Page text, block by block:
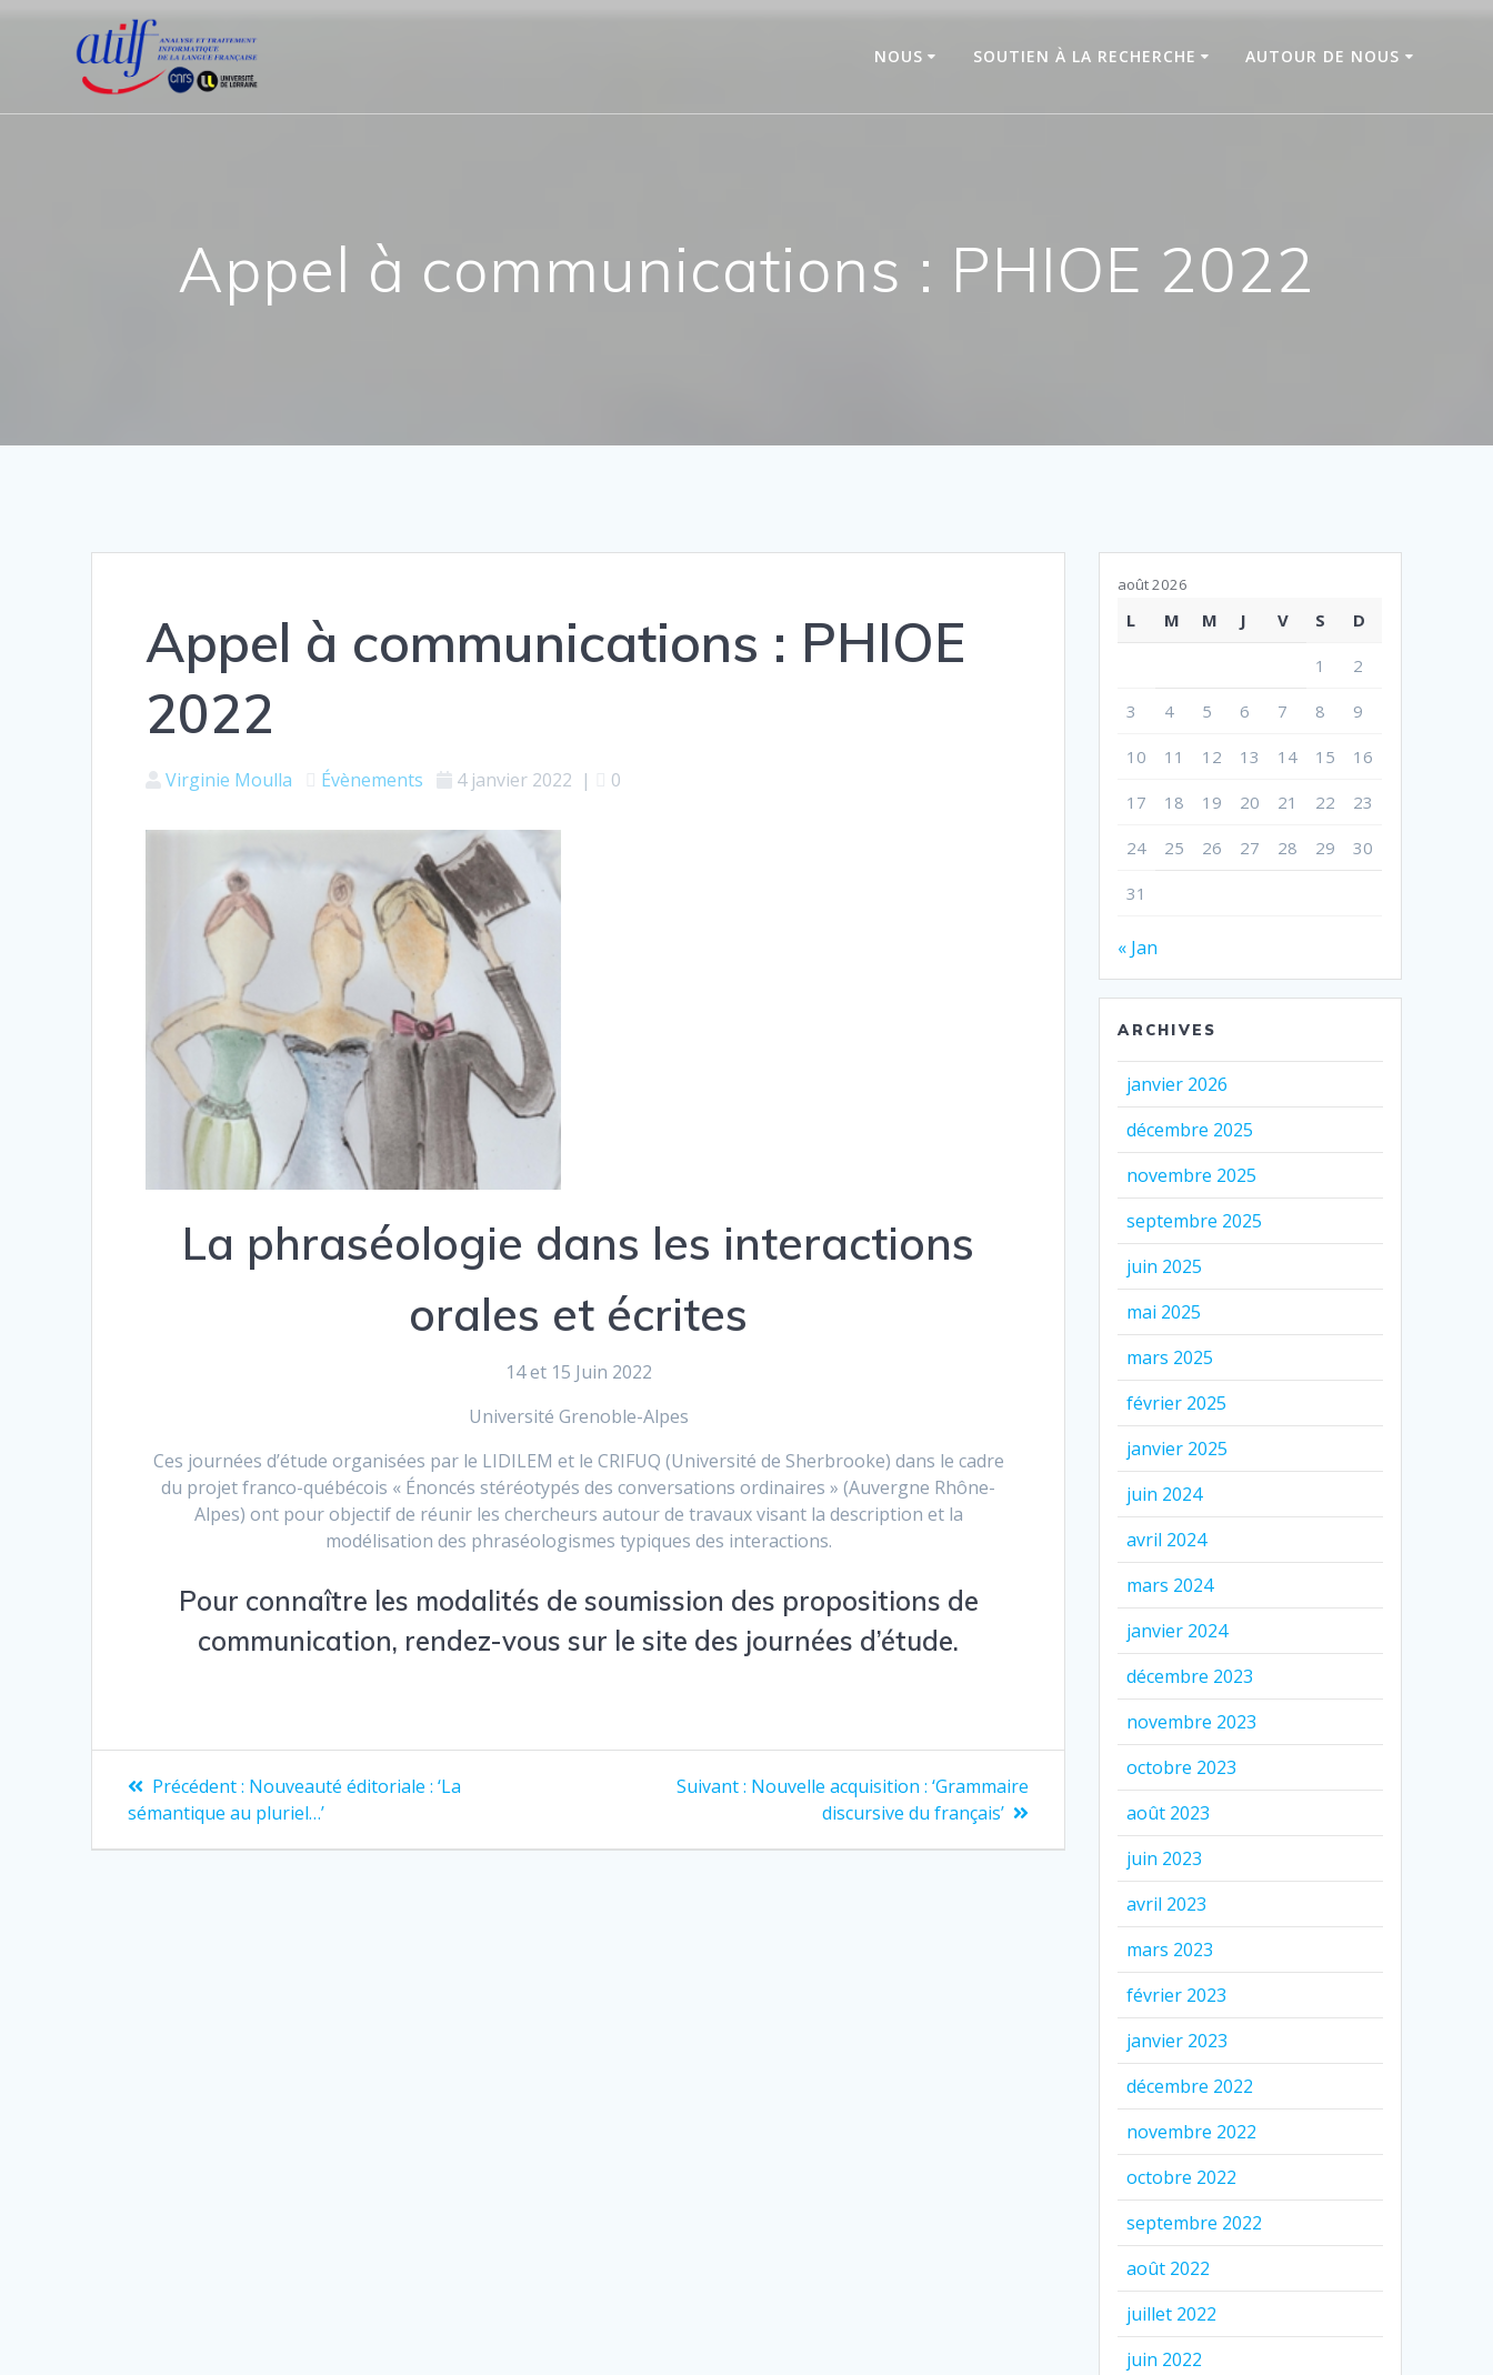
NOUS SOUTIEN À LA RECHERCHE AUTOUR DE NOUS
Appel à communications : PHIOE 2022
Appel à communications : PHIOE
2022
Virginie Moulla Évènements 4 janvier 2022 | 0
La phraséologie dans les interactions
orales et écrites
14 et 15 Juin 2022
Université Grenoble-Alpes
Ces journées d’étude organisées par le LIDILEM et le CRIFUQ (Université de Sherbrooke) dans le cadre
du projet franco-québécois « Énoncés stéréotypés des conversations ordinaires » (Auvergne Rhône-
Alpes) ont pour objectif de réunir les chercheurs autour de travaux visant la description et la
modélisation des phraséologismes typiques des interactions.
Pour connaître les modalités de soumission des propositions de
communication, rendez-vous sur le site des journées d’étude.
Navigation
de
Précédent : Article
précédent
Nouveauté éditoriale : ‘La
sémantique au pluriel…’
Suivant : Article
Nouvelle acquisition : ‘Grammaire
discursive du français’
août 2026
L M M J V S D
1 2
3 4 5 6 7 8 9
10 11 12 13 14 15 16
17 18 19 20 21 22 23
24 25 26 27 28 29 30
31
« Jan
ARCHIVES
janvier 2026
décembre 2025
novembre 2025
septembre 2025
juin 2025
mai 2025
mars 2025
février 2025
janvier 2025
juin 2024
avril 2024
mars 2024
janvier 2024
décembre 2023
novembre 2023
octobre 2023
août 2023
juin 2023
avril 2023
mars 2023
février 2023
janvier 2023
décembre 2022
novembre 2022
octobre 2022
septembre 2022
août 2022
juillet 2022
juin 2022